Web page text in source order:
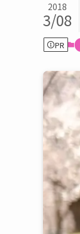
2018
3/08
PR